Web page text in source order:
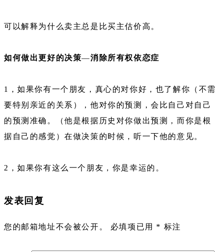
可以解释为什么卖主总是比买主估价高。
如何做出更好的决策—消除所有权依恋症
1，如果你有一个朋友，真心的对你好，也了解你（不需
要特别亲近的关系），他对你的预测，会比自己对自己
的预测准确。（他是根据历史对你做出预测，而你是根
据自己的感觉）在做决策的时候，听一下他的意见。
2，如果你有这么一个朋友，你是幸运的。
发表回复
您的邮箱地址不会被公开。 必填项已用 * 标注